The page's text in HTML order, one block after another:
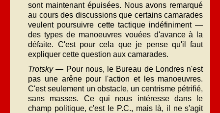
sont maintenant épuisées. Nous avons remarqué
au cours des discussions que certains camarades
veulent poursuivre cette tactique indéfiniment —
des types de manoeuvres vouées d'avance à la
défaite. C'est pour cela que je pense qu'il faut
expliquer cette question aux camarades.
Trotsky— Pour nous, le Bureau de Londres n'est
pas une arêne pour l'action et les manoeuvres.
C'est seulement un obstacle, un centrisme pétrifié,
sans masses. Ce qui nous intéresse dans le
champ politique, c'est le P.C., mais là, il ne s'agit